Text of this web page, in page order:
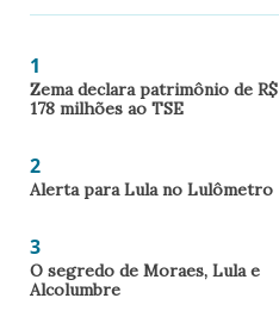
1
Zema declara patrimônio de R$
178 milhões ao TSE
2
Alerta para Lula no Lulômetro
3
O segredo de Moraes, Lula e
Alcolumbre